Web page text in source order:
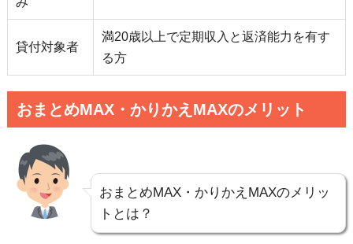
貸付対象者
満20歳以上で定期収入と返済能力を有す
る方
おまとめMAX・かりかえMAXのメリット
おまとめMAX・かりかえMAXのメリッ
トとは？